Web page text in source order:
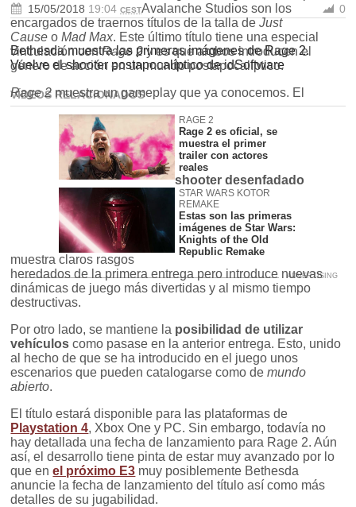
15/05/2018 19:04CEST 0
Bethesda muestra las primeras imágenes de Rage 2.
Vuelve el shooter postapocalíptico de idSoftware
VÍDEOS RELACIONADOS
RAGE 2
Rage 2 es oficial, se
muestra el primer
trailer con actores
reales
STAR WARS KOTOR
REMAKE
Estas son las primeras
imágenes de Star Wars:
Knights of the Old
Republic Remake
Avalanche Studios son los
encargados de traernos títulos de la talla deJust
Cause oMad Max. Este último título tiene una especial
vinculación conRage 2y es que ambos introducen el
género de acción en un mundo postapocalíptico.
Rage 2 muestra un gameplay que ya conocemos. El
shooter desenfadado
muestra claros rasgos
heredados de la primera entrega pero introduce nuevas
dinámicas de juego más divertidas y al mismo tiempo
destructivas.
Por otro lado, se mantiene la posibilidad de utilizar
vehículos como pasase en la anterior entrega. Esto, unido
al hecho de que se ha introducido en el juego unos
escenarios que pueden catalogarse como demundo
abierto.
El título estará disponible para las plataformas de
Playstation 4, Xbox One y PC. Sin embargo, todavía no
hay detallada una fecha de lanzamiento para Rage 2. Aún
así, el desarrollo tiene pinta de estar muy avanzado por lo
que enel próximo E3 muy posiblemente Bethesda
anuncie la fecha de lanzamiento del título así como más
detalles de su jugabilidad.